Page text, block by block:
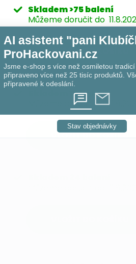
Skladem>75 balení
Můžeme doručit do
VLOŽIT DO KOŠÍKU
13 balení
Můžeme doručit do 11.8.2026
VLOŽIT DO KOŠÍKU
AI asistent "pani
ProHackovani.cz
Jsme e-shop s více než osmiletou
připraveno více než 25 tisíc produktů.
připravené k odeslání.
Stav objednávky